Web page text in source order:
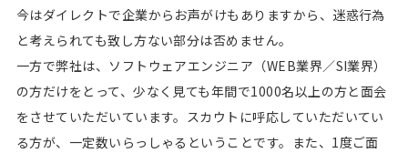
今はダイレクトで企業からお声がけもありますから、迷惑行為
と考えられても致し方ない部分は否めません。
一方で弊社は、ソフトウェアエンジニア（WEB業界／SI業界）
の方だけをとって、少なく見ても年間で1000名以上の方と面会
をさせていただいています。スカウトに呼応していただいてい
る方が、一定数いらっしゃるということです。また、1度ご面